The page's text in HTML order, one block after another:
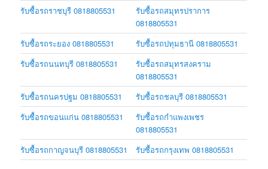
รับซื้อรถราชบุรี 0818805531
รับซื้อรถสมุทรปราการ
0818805531
รับซื้อรถระยอง 0818805531
รับซื้อรถปทุมธานี 0818805531
รับซื้อรถนนทบุรี 0818805531
รับซื้อรถสมุทรสงคราม
0818805531
รับซื้อรถนครปฐม 0818805531
รับซื้อรถชลบุรี 0818805531
รับซื้อรถขอนแก่น 0818805531
รับซื้อรถกำแพงเพชร
0818805531
รับซื้อรถกาญจนบุรี 0818805531
รับซื้อรถกรุงเทพ 0818805531